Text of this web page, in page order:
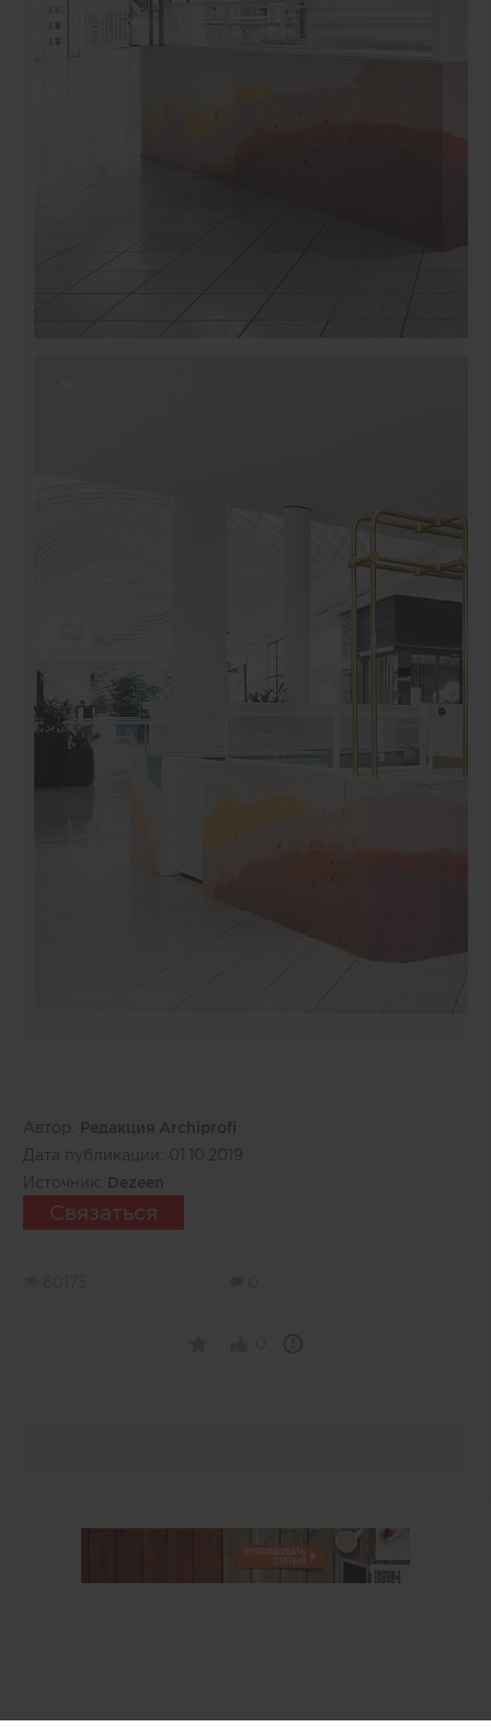
Автор:
Редакция Archiprofi
Дата публикации: 01.10.2019
Источник:
Dezeen
Связаться